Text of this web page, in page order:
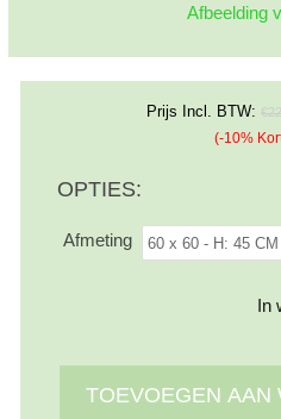
Afbeelding
Prijs Incl. BTW:
(-10%
OPTIES:
Afmeting
In